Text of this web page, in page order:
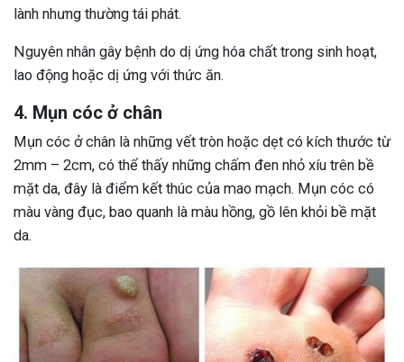
lành nhưng thường tái phát.
Nguyên nhân gây bệnh do dị ứng hóa chất trong sinh hoạt,
lao động hoặc dị ứng với thức ăn.
4. Mụn cóc ở chân
Mụn cóc ở chân là những vết tròn hoặc dẹt có kích thước từ
2mm – 2cm, có thể thấy những chấm đen nhỏ xíu trên bề
mặt da, đây là điểm kết thúc của mao mạch. Mụn cóc có
màu vàng đục, bao quanh là màu hồng, gồ lên khỏi bề mặt
da.